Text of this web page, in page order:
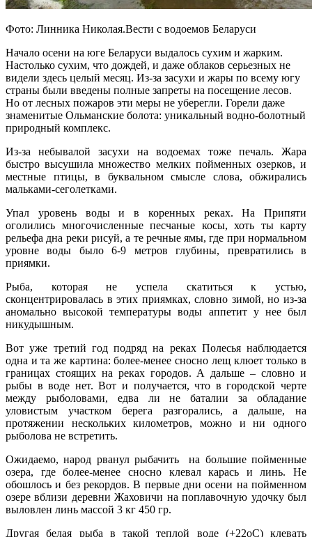
Фото: Линника Николая.Вести с водоемов Беларуси
Начало осени на юге Беларуси выдалось сухим и жарким.
Настолько сухим, что дождей, и даже облаков серьезных не
видели здесь целый месяц. Из-за засухи и жары по всему югу
страны были введены полные запреты на посещение лесов.
Но от лесных пожаров эти меры не уберегли. Горели даже
знаменитые Ольманские болота: уникальный водно-болотный
природный комплекс.
Из-за небывалой засухи на водоемах тоже печаль. Жара
быстро высушила множество мелких пойменных озерков, и
местные птицы, в буквальном смысле слова, обжирались
мальками-сеголетками.
Упал уровень воды и в коренных реках. На Припяти
оголились многочисленные песчаные косы, хоть ты карту
рельефа дна реки рисуй, а те речные ямы, где при нормальном
уровне воды было 6-9 метров глубины, превратились в
приямки.
Рыба, которая не успела скатиться к устью,
сконцентрировалась в этих приямках, словно зимой, но из-за
аномально высокой температуры воды аппетит у нее был
никудышным.
Вот уже третий год подряд на реках Полесья наблюдается
одна и та же картина: более-менее сносно лещ клюет только в
границах стоящих на реках городов. А дальше – словно и
рыбы в воде нет. Вот и получается, что в городской черте
между рыболовами, едва ли не баталии за обладание
уловистым участком берега разгорались, а дальше, на
протяжении нескольких километров, можно и ни одного
рыболова не встретить.
Ожидаемо, народ рванул рыбачить на большие пойменные
озера, где более-менее сносно клевал карась и линь. Не
обошлось и без рекордов. В первые дни осени на пойменном
озере вблизи деревни Жаховичи на поплавочную удочку был
выловлен линь массой 3 кг 450 гр.
Другая белая рыба в такой теплой воде (+22оС) клевать